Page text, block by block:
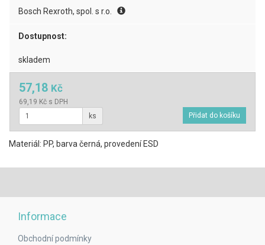
Bosch Rexroth, spol. s r.o.
Dostupnost:
skladem
57,18 Kč
69,19 Kč s DPH
ks
Materiál: PP, barva černá, provedení ESD
Informace
Obchodní podmínky